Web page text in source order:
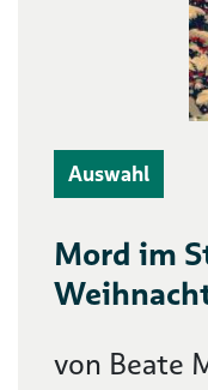
Auswahl
Mord im
von Beate